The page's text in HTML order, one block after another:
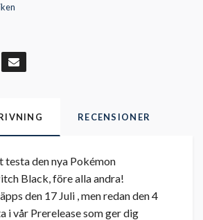
RECENSIONER
testa den nya Pokémon
Black, före alla andra!
den 17 Juli , men redan den 4
i vår Prerelease som ger dig